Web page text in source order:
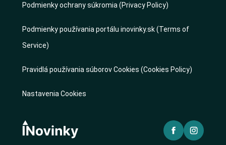
Podmienky ochrany súkromia (Privacy Policy)
Podmienky používania portálu inovinky.sk (Terms of
Service)
Pravidlá používania súborov Cookies (Cookies Policy)
Nastavenia Cookies